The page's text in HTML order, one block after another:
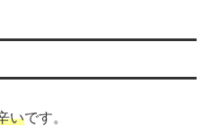
いです。